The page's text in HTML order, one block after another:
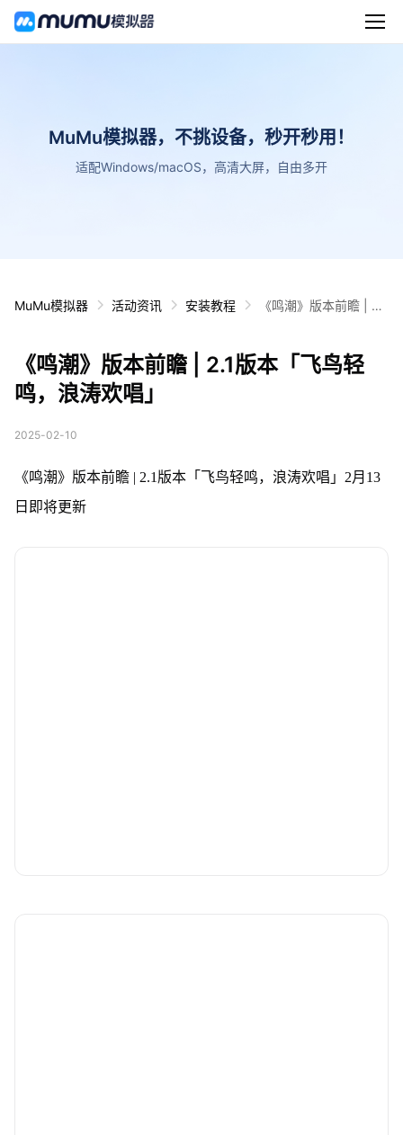
MuMu模拟器，不挑设备，秒开秒用！
适配Windows/macOS，高清大屏，自由多开
MuMu模拟器 活动资讯 安装教程
《鸣潮》版本前瞻 | 2.1
《鸣潮》版本前瞻 | 2.1版本「飞鸟轻
鸣，浪涛欢唱」
2025-02-10
《鸣潮》版本前瞻 | 2.1版本「飞鸟轻鸣，浪涛欢唱」2月13
日即将更新